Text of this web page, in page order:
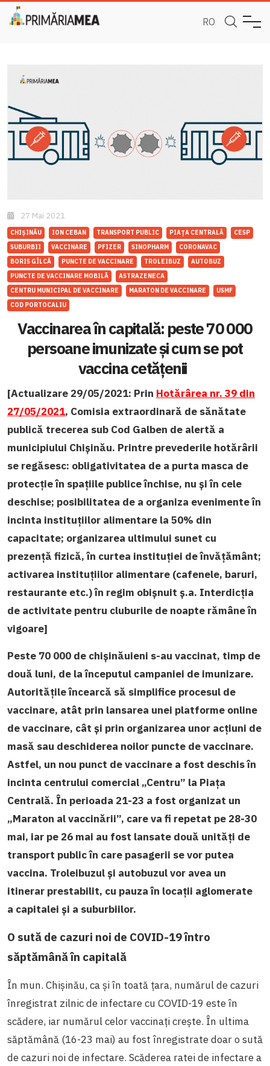
RO
27 Mai 2021
CHIȘINĂU ION CEBAN TRANSPORT PUBLIC PIAȚA CENTRALĂ
CESP
SUBURBII
VACCINARE PFIZER SINOPHARM
CORONAVAC
BORIS GÎLCĂ
PUNCTE DE VACCINARE TROLEIBUZ
AUTOBUZ
PUNCTE DE VACCINARE MOBILĂ
ASTRAZENECA
CENTRU MUNICIPAL DE VACCINARE
MARATON DE VACCINARE
USMF
COD PORTOCALIU
Vaccinarea în capitală: peste 70 000
persoane imunizate și cum se pot
vaccina cetățenii
[Actualizare 29/05/2021: Prin Hotărârea nr. 39 din
27/05/2021, Comisia extraordinară de sănătate
publică trecerea sub Cod Galben de alertă a
municipiului Chișinău. Printre prevederile hotărârii
se regăsesc: obligativitatea de a purta masca de
protecție în spațiile publice închise, nu și în cele
deschise; posibilitatea de a organiza evenimente în
incinta instituțiilor alimentare la 50% din
capacitate; organizarea ultimului sunet cu
prezență fizică, în curtea instituției de învățământ;
activarea instituțiilor alimentare (cafenele, baruri,
restaurante etc.) în regim obișnuit ș.a. Interdicția
de activitate pentru cluburile de noapte rămâne în
vigoare]
Peste 70 000 de chișinăuieni s-au vaccinat, timp de
două luni, de la începutul campaniei de imunizare.
Autoritățile încearcă să simplifice procesul de
vaccinare, atât prin lansarea unei platforme online
de vaccinare, cât și prin organizarea unor acțiuni de
masă sau deschiderea noilor puncte de vaccinare.
Astfel, un nou punct de vaccinare a fost deschis în
incinta centrului comercial „Centru” la Piața
Centrală. În perioada 21-23 a fost organizat un
„Maraton al vaccinării”, care va fi repetat pe 28-30
mai, iar pe 26 mai au fost lansate două unități de
transport public în care pasagerii se vor putea
vaccina. Troleibuzul și autobuzul vor avea un
itinerar prestabilit, cu pauza în locații aglomerate
a capitalei și a suburbiilor.
O sută de cazuri noi de COVID-19 întro
săptămână în capitală
În mun. Chișinău, ca și în toată țara, numărul de cazuri
înregistrat zilnic de infectare cu COVID-19 este în
scădere, iar numărul celor vaccinați crește. În ultima
săptămână (16-23 mai) au fost înregistrate doar o sută
de cazuri noi de infectare. Scăderea ratei de infectare a